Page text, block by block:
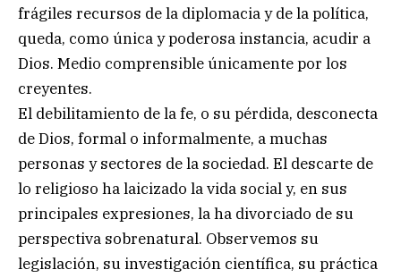
frágiles recursos de la diplomacia y de la política,
queda, como única y poderosa instancia, acudir a
Dios. Medio comprensible únicamente por los
creyentes.
El debilitamiento de la fe, o su pérdida, desconecta
de Dios, formal o informalmente, a muchas
personas y sectores de la sociedad. El descarte de
lo religioso ha laicizado la vida social y, en sus
principales expresiones, la ha divorciado de su
perspectiva sobrenatural. Observemos su
legislación, su investigación científica, su práctica